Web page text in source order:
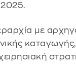
με